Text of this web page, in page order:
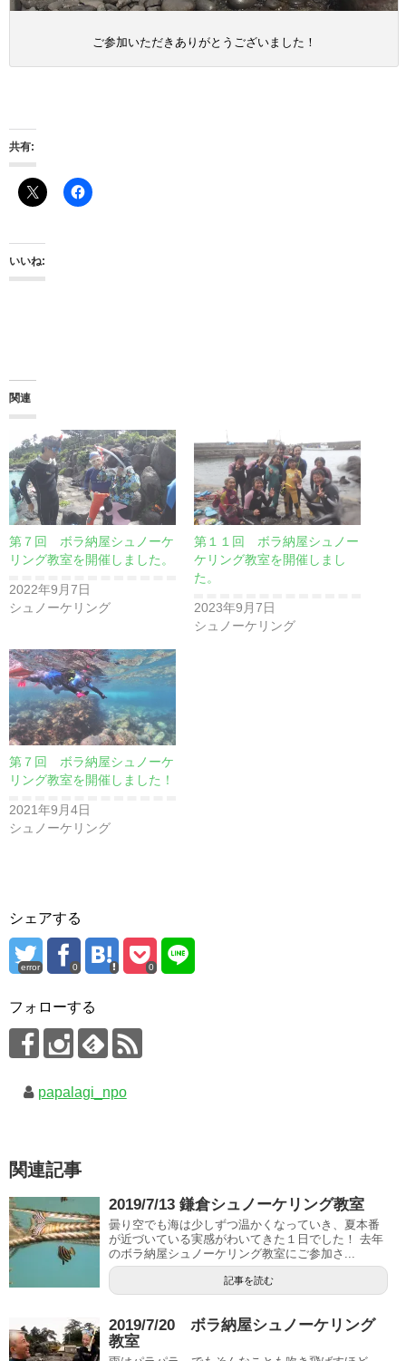
ご参加いただきありがとうございました！
共有:
いいね:
関連
第７回 ボラ納屋シュノーケ
リング教室を開催しました。
2022年9月7日
シュノーケリング
第１１回 ボラ納屋シュノー
ケリング教室を開催しまし
た。
2023年9月7日
シュノーケリング
第７回 ボラ納屋シュノーケ
リング教室を開催しました！
2021年9月4日
シュノーケリング
シェアする
error 0 0
フォローする
papalagi_npo
関連記事
2019/7/13 鎌倉シュノーケリング教室
曇り空でも海は少しずつ温かくなっていき、夏本番
が近づいている実感がわいてきた１日でした！ 去年
のボラ納屋シュノーケリング教室にご参加さ...
記事を読む
2019/7/20 ボラ納屋シュノーケリング
教室